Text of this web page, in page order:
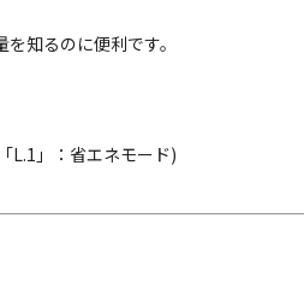
知るのに便利です。
L.1」：省エネモード)